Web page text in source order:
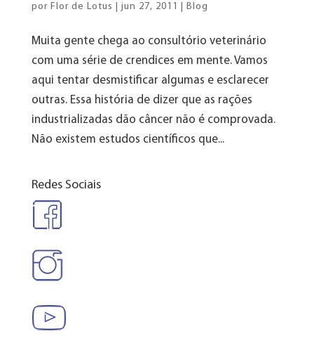
por Flor de Lotus jun 27, 2011 Blog
Muita gente chega ao consultório veterinário
com uma série de crendices em mente. Vamos
aqui tentar desmistificar algumas e esclarecer
outras. Essa história de dizer que as rações
industrializadas dão câncer não é comprovada.
Não existem estudos científicos que...
Redes Sociais